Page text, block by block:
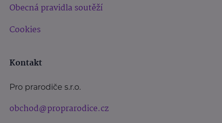
Obecná pravidla soutěží
Cookies
Kontakt
Pro prarodiče s.r.o.
obchod@proprarodice.cz